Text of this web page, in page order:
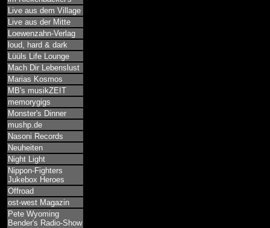
Live aus dem Village
Live aus der Mitte
Loewenzahn-Verlag
loud, hard & dark
Lüüls Life Lounge
Mach Dir Lebenslust
Marias Kosmos
MB's musikZEIT
memorygigs
Monster's Dinner
mushp.de
Nasoni Records
Neuheiten
Night Light
Nippon-Fighters
Jukebox Heroes
Offroad
ost-west Magazin
Pete Wyoming
Bender's Radio-Show